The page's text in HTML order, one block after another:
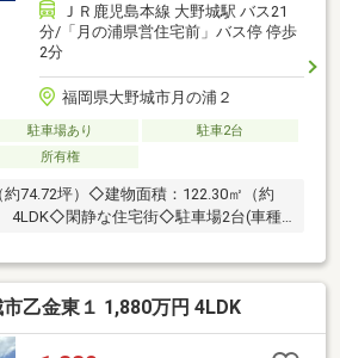
ＪＲ鹿児島本線 大野城駅 バス21
分/「月の浦県営住宅前」バス停 停歩
2分
福岡県大野城市月の浦２
駐車場あり
駐車2台
所有権
74.72坪）◇建物面積：122.30㎡（約
4LDK◇閑静な住宅街◇駐車場2台(車種
乙金東１ 1,880万円 4LDK